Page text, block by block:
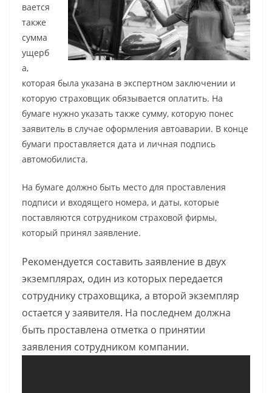
вается
также
сумма
ущерб
а,
которая была указана в экспертном заключении и
которую страховщик обязывается оплатить. На
бумаге нужно указать также сумму, которую понес
заявитель в случае оформления автоаварии. В конце
бумаги проставляется дата и личная подпись
автомобилиста.
На бумаге должно быть место для проставления
подписи и входящего номера, и даты, которые
поставляются сотрудником страховой фирмы,
который принял заявление.
Рекомендуется составить заявление в двух
экземплярах, один из которых передается
сотруднику страховщика, а второй экземпляр
остается у заявителя. На последнем должна
быть проставлена отметка о принятии
заявления сотрудником компании.